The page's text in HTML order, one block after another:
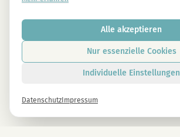
Alle akzeptieren
Nur essenzielle Cookies
Individuelle Einstellungen
Datenschutz Impressum